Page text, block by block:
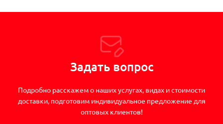
Задать вопрос
Подробно расскажем о наших услугах, видах и стоимости
доставки, подготовим индивидуальное предложение для
оптовых клиентов!